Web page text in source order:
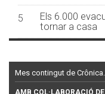
5
Els 6.000
tornar a casa
Mes contingut de
AMB COL·LABORACIÓ